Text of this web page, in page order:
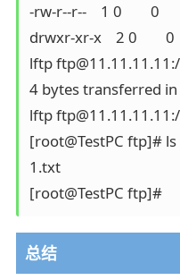
-rw-r--r--    1 0        0
drwxr-xr-x    2 0
lftp
4 bytes transferred
lftp
[root@TestPC ftp]# ls
1.txt
[root@TestPC ftp]#
总结